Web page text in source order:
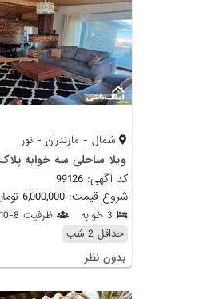
شمال - مازندران - نور
ویلا ساحلی سه خوابه
کد آگهی: 99126
شروع قیمت: 6,000,000 تومان
3 خوابه
ظرفیت 8-10 نفر
حداقل 2 شب
بدون نظر